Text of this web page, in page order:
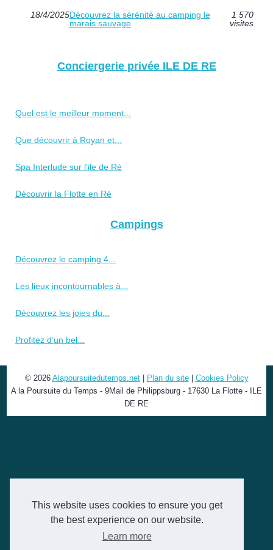
This website uses cookies to ensure you get
the best experience on our website.
Learn more
18/4/2025Découvrez la sérénité au camping le
marais sauvage
1 570
visites
Conciergerie privée ILE DE RE
Quel est le meilleur moment...
Que découvrir à Royan et...
Spa Interlude sur l'ile de Ré
Découvrir la Flotte en Ré
Campings
Découvrez le camping 4...
Les lieux incontournables à...
Découvrez les joies du...
Profitez d’un bel...
© 2026 Alapoursuitedutemps.net| Plan du site| Cookies Policy
A la Poursuite du Temps - 9Mail de Philippsburg - 17630 La Flotte - ILE
DE RE